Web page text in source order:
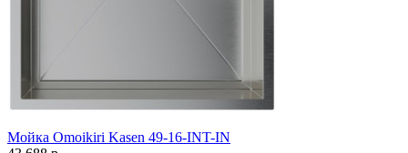
Мойка Omoikiri Kasen 49-16-INT-IN